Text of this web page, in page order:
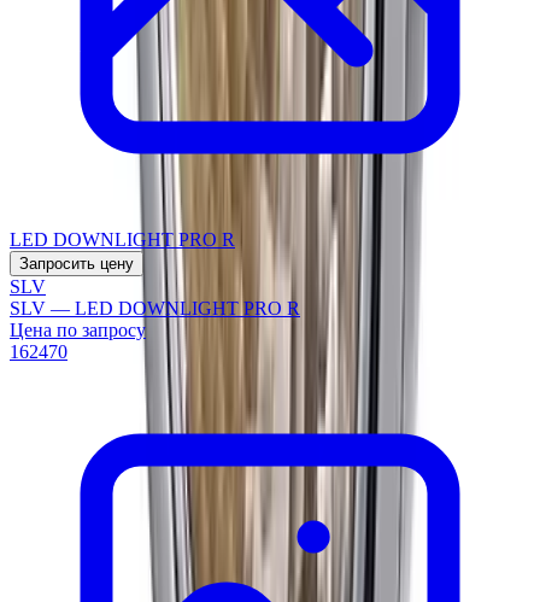
LED DOWNLIGHT PRO R
Запросить цену
SLV
SLV — LED DOWNLIGHT PRO R
Цена по запросу
162470